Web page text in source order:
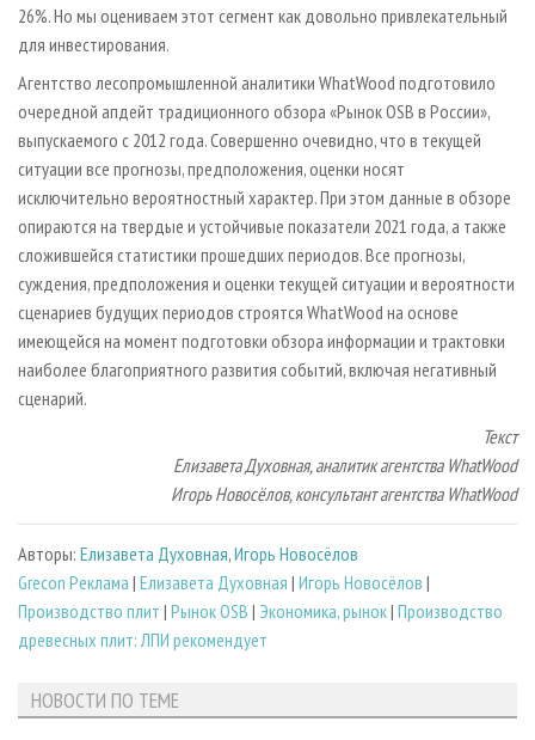
26%. Но мы оцениваем этот сегмент как довольно привлекательный
для инвестирования.
Агентство лесопромышленной аналитики WhatWood подготовило
очередной апдейт традиционного обзора «Рынок OSB в России»,
выпускаемого с 2012 года. Совершенно очевидно, что в текущей
ситуации все прогнозы, предположения, оценки носят
исключительно вероятностный характер. При этом данные в обзоре
опираются на твердые и устойчивые показатели 2021 года, а также
сложившейся статистики прошедших периодов. Все прогнозы,
суждения, предположения и оценки текущей ситуации и вероятности
сценариев будущих периодов строятся WhatWood на основе
имеющейся на момент подготовки обзора информации и трактовки
наиболее благоприятного развития событий, включая негативный
сценарий.
Текст
Елизавета Духовная, аналитик агентства WhatWood
Игорь Новосёлов, консультант агентства WhatWood
Авторы: Елизавета Духовная,Игорь Новосёлов
Grecon Реклама | Елизавета Духовная | Игорь Новосёлов |
Производство плит | Рынок OSB | Экономика, рынок| Производство
древесных плит: ЛПИ рекомендует
НОВОСТИ ПО ТЕМЕ